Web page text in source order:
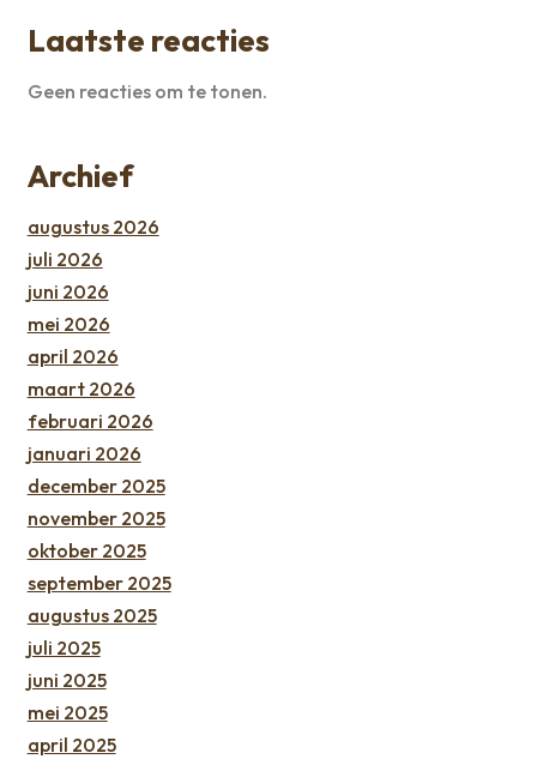
Laatste reacties
Geen reacties om te tonen.
Archief
augustus 2026
juli 2026
juni 2026
mei 2026
april 2026
maart 2026
februari 2026
januari 2026
december 2025
november 2025
oktober 2025
september 2025
augustus 2025
juli 2025
juni 2025
mei 2025
april 2025